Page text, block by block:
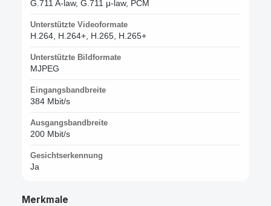
G.711 A-law, G.711 μ-law, PCM
Unterstützte Videoformate
H.264, H.264+, H.265, H.265+
Unterstützte Bildformate
MJPEG
Eingangsbandbreite
384 Mbit/s
Ausgangsbandbreite
200 Mbit/s
Gesichtserkennung
Ja
Merkmale